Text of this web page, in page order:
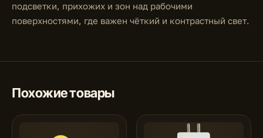
подсветки, прихожих и зон над рабочими
поверхностями, где важен чёткий и контрастный свет.
Похожие товары